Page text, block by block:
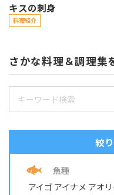
キスの刺身
料理紹介
さかな料理＆調理集
絞
魚種
アイゴ アイナメ アオ